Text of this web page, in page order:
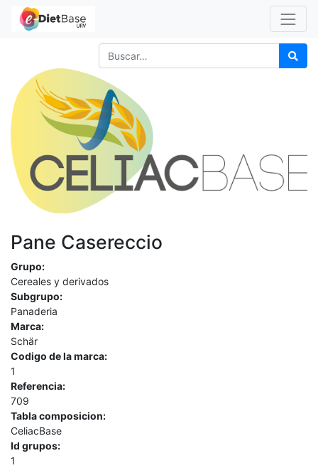
Pane Casereccio
Grupo:
Cereales y derivados
Subgrupo:
Panaderia
Marca:
Schär
Codigo de la marca:
1
Referencia:
709
Tabla composicion:
CeliacBase
Id grupos:
1